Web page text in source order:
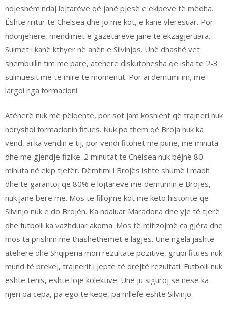
ndjeshëm ndaj lojtarëve që janë pjesë e ekipeve të mëdha.
Është rritur te Chelsea dhe jo më kot, e kanë vlerësuar. Por
ndonjëherë, mendimet e gazetarëve janë të ekzagjeruara.
Sulmet i kanë kthyer në anën e Silvinjos. Unë dhashë vet
shembullin tim më parë, atëherë diskutohesha që isha te 2-3
sulmuesit më të mirë të momentit. Por ai dëmtimi im, më
largoi nga formacioni.
Atëherë nuk më pëlqente, por sot jam koshient që trajneri nuk
ndryshoi formacionin fitues. Nuk po them që Broja nuk ka
vend, ai ka vendin e tij, por vendi fitohet me punë, me minuta
dhe me gjendje fizike. 2 minutat te Chelsea nuk bëjnë 80
minuta në ekip tjetër. Dëmtimi i Brojës ishte shumë i madh
dhe të garantoj që 80% e lojtarëve me dëmtimin e Brojës,
nuk janë bërë më. Mos të fillojmë kot me këto historitë që
Silvinjo nuk e do Brojën. Ka ndaluar Maradona dhe yje të tjerë
dhe futbolli ka vazhduar akoma. Mos të mitizojmë ca gjëra dhe
mos ta prishim me thashethemet e lagjes. Unë ngela jashtë
atëherë dhe Shqipëria mori rezultate pozitive, grupi fitues nuk
mund të prekej, trajnerit i jepte të drejtë rezultati. Futbolli nuk
është tenis, është lojë kolektive. Unë ju siguroj se nëse ka
njeri pa cepa, pa ego të keqe, pa mllefe është Silvinjo.